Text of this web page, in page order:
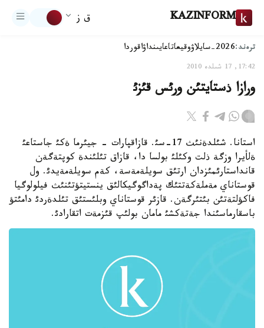
KAZINFORM ق ز
ترەند:2026-سايلاۋ وقيعاتاعايىنداۋاقوردا
17:42, 17 شىلدە 2010
ورازا ذستايتئن ورئس قئزئ
استانا. شئلدةنئث 17-سئ. قازاقپارات - جيئرما ةكئ جاستاعئ
ةلأيرا وزگة ذلت وكئلئ بولسا دا، قازاق تئلئندة كوپتةگةن
قانداستارئمئزدان ارتئق سويلةمةسة، كةم سويلةمةيدئ. ول
قوستاناي مةملةكةتتئك پةداگوگيكالئق ينستيتؤتئنئث فيلولوگيا
فاكؤلتةتئن بئتئرگةن. قازئر قوستاناي وبلئستئق تئلدةردئ دامئتؤ
باسقارماسئندا جةتةكشئ مامان بولئپ قئزمةت اتقارادئ.